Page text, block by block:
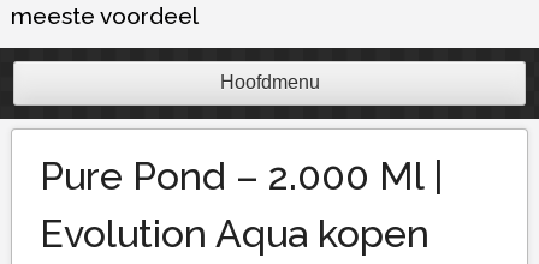
meeste voordeel
Hoofdmenu
Pure Pond – 2.000 Ml |
Evolution Aqua kopen